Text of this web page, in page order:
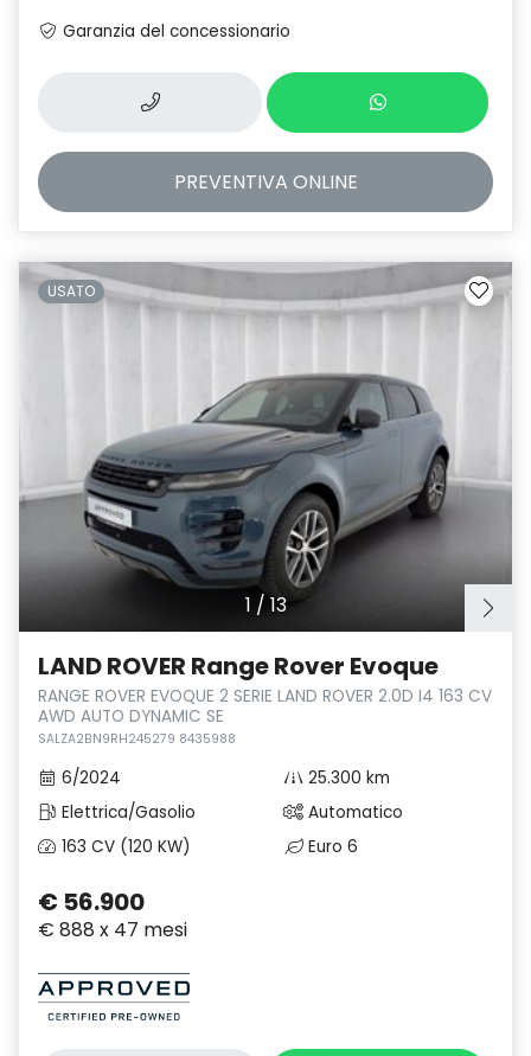
Garanzia del concessionario
PREVENTIVA ONLINE
1 / 13
USATO
LAND ROVER Range Rover Evoque
RANGE ROVER EVOQUE 2 SERIE LAND ROVER 2.0D I4 163 CV
AWD AUTO DYNAMIC SE
SALZA2BN9RH245279 8435988
6/2024
25.300 km
Elettrica/Gasolio
Automatico
163 CV (120 KW)
Euro 6
€ 56.900
€ 888 x 47 mesi